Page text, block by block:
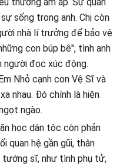
sống trong anh. Chị còn
nhà lí trưởng để bảo vệ
con búp bê", tình anh
người đọc xúc động.
Nhỏ cạnh con Vệ Sĩ và
nhau. Đó chính là hiện
ngào.
học dân tộc còn phản
quan hệ gần gũi, thân
tướng sĩ, như tình phụ tử,